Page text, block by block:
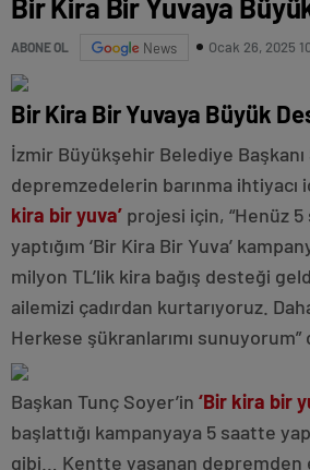
Bir Kira Bir Yuvaya
ABONE OL News Ocak 26, 2025
Bir Kira Bir Yuvaya Büyük
İzmir Büyükşehir Belediye
depremzedelerin barınma ihtiyacı
kira bir yuva’ projesi için, “Henüz 5
yaptığım ‘Bir Kira Bir Yuva’
milyon TL’lik kira bağış desteği
ailemizi çadırdan kurtarıyoruz.
Herkese şükranlarımı sunuyorum”
Başkan Tunç Soyer’in ‘Bir kira bir
başlattığı kampanyaya 5 saatte
gibi… Kentte yaşanan depremden